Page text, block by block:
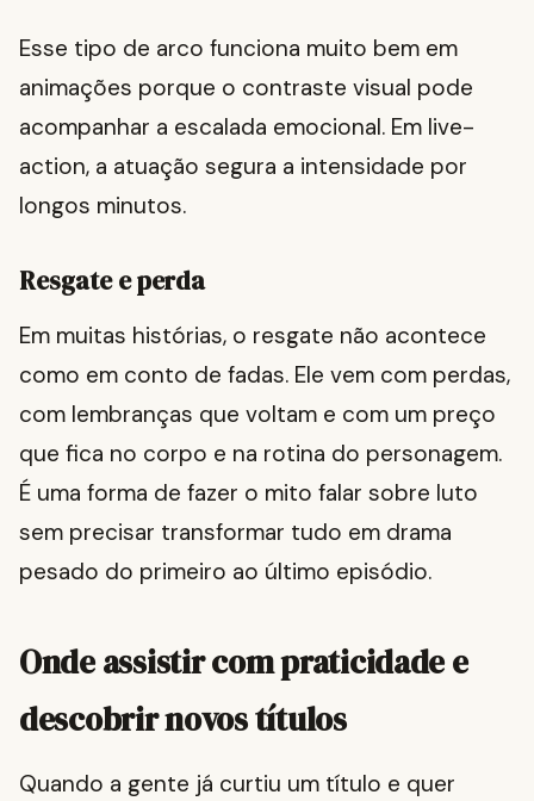
Esse tipo de arco funciona muito bem em
animações porque o contraste visual pode
acompanhar a escalada emocional. Em live-
action, a atuação segura a intensidade por
longos minutos.
Resgate e perda
Em muitas histórias, o resgate não acontece
como em conto de fadas. Ele vem com perdas,
com lembranças que voltam e com um preço
que fica no corpo e na rotina do personagem.
É uma forma de fazer o mito falar sobre luto
sem precisar transformar tudo em drama
pesado do primeiro ao último episódio.
Onde assistir com praticidade e
descobrir novos títulos
Quando a gente já curtiu um título e quer